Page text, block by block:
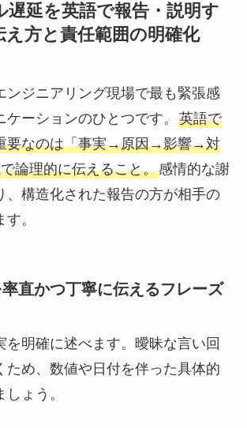
遅延を英語で報告・説明す
え方と責任範囲の明確化
ンジニアリング現場で最も緊張感
ケーションのひとつです。 英語で
要なのは「事実→原因→影響→対
論理的に伝えること。感情的な謝
、構造化された報告の方が相手の
。
直かつ丁寧に伝えるフレーズ
を明確に述べます。曖昧な言い回
ため、数値や日付を伴った具体的
ょう。